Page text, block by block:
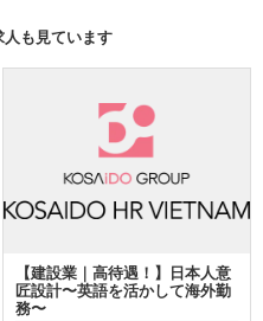
も見ています
【建設業｜高待遇！】日本人意
匠設計〜英語を活かして海外勤
務〜